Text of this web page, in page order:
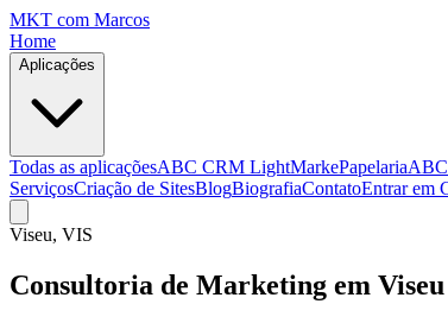
MKT com Marcos
Home
Aplicações
Todas as aplicaçõesABC CRM LightMarkePapelaria
ServiçosCriação de SitesBlogBiografiaContatoEntrar em
Viseu, VIS
Consultoria de Marketing em Viseu